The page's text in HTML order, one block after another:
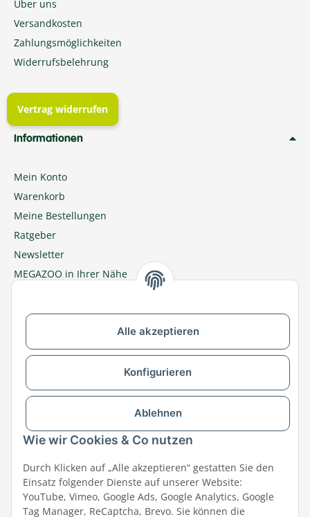
Alle akzeptieren
Konfigurieren
Ablehnen
Wie wir Cookies & Co nutzen
Durch Klicken auf „Alle akzeptieren“ gestatten Sie den
Einsatz folgender Dienste auf unserer Website:
YouTube, Vimeo, Google Ads, Google Analytics, Google
Tag Manager, ReCaptcha, Brevo. Sie können die
Über uns
Versandkosten
Zahlungsmöglichkeiten
Widerrufsbelehrung
Vertrag widerrufen
Informationen
Mein Konto
Warenkorb
Meine Bestellungen
Ratgeber
Newsletter
MEGAZOO in Ihrer Nähe
Zu MEGAZOO-nord.de wechseln
Versandpartner & Zahlungsmöglichkeiten